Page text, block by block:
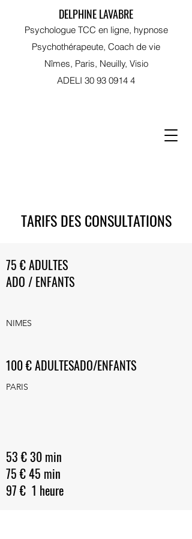
Psychologue TCC en ligne, hypnose
Psychothérapeute, Coach de vie
Nîmes, Paris, Neuilly, Visio
ADELI 30 93 0914 4
DELPHINE LAVABRE
TARIFS DES CONSULTATIONS
75 € ADULTES
ADO / ENFANTS
NIMES
100 € ADULTESADO/ENFANTS
PARIS
53 € 30 min
75 € 45 min
97 € 1 heure